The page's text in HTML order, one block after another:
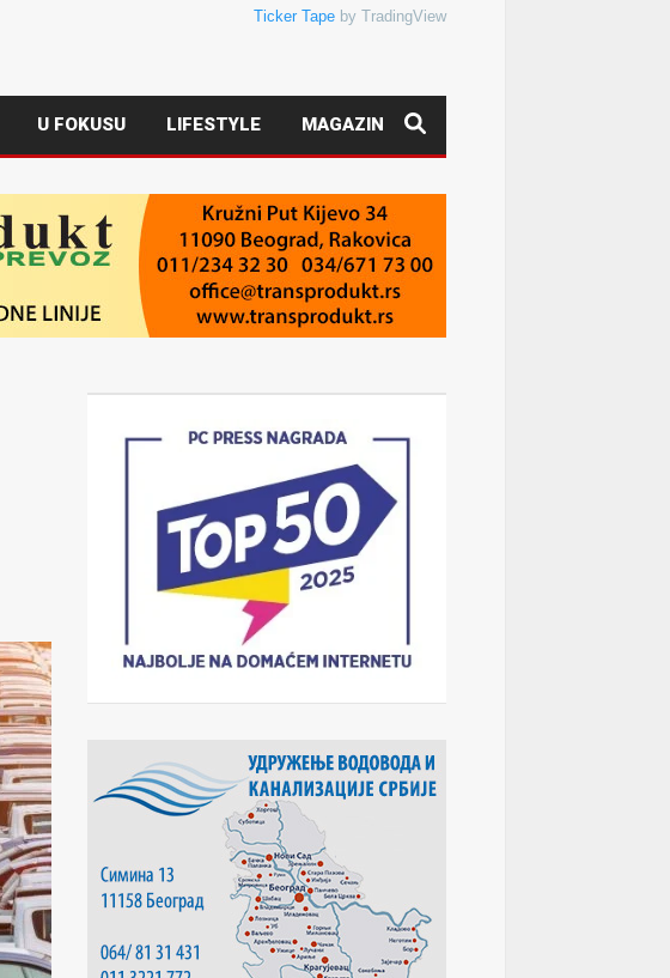
Ticker Tape by TradingView
U FOKUSU LIFESTYLE MAGAZIN